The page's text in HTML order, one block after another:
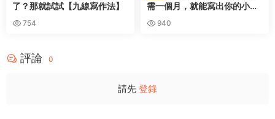
了？那就試試【九線寫作法】
754
需一個月，就能寫出你的小
說。940
評論 0
請先 登錄